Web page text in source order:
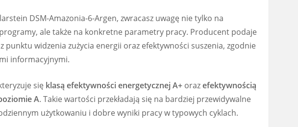
DSM-Amazonia-6-Argen, zwracasz uwagę nie tylko na
ale także na konkretne parametry pracy. Producent podaje
punktu widzenia zużycia energii oraz efektywności suszenia, zgodnie
informacyjnymi.
się klasą efektywności energetycznej A+ orazefektywnością
A. Takie wartości przekładają się na bardziej przewidywalne
użytkowaniu i dobre wyniki pracy w typowych cyklach.